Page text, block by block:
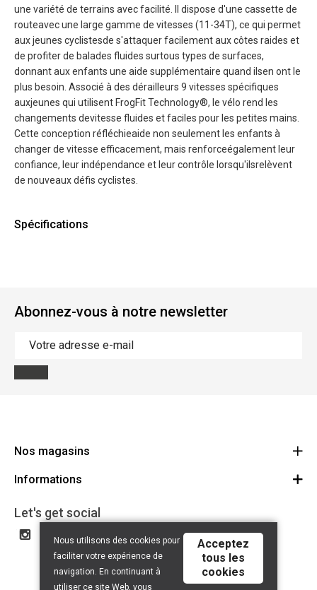
une variété de terrains avec facilité. Il dispose d'une cassette de
routeavec une large gamme de vitesses (11-34T), ce qui permet
aux jeunes cyclistesde s'attaquer facilement aux côtes raides et
de profiter de balades fluides surtous types de surfaces,
donnant aux enfants une aide supplémentaire quand ilsen ont le
plus besoin. Associé à des dérailleurs 9 vitesses spécifiques
auxjeunes qui utilisent FrogFit Technology®, le vélo rend les
changements devitesse fluides et faciles pour les petites mains.
Cette conception réfléchieaide non seulement les enfants à
changer de vitesse efficacement, mais renforceégalement leur
confiance, leur indépendance et leur contrôle lorsqu'ilsrelèvent
de nouveaux défis cyclistes.
Spécifications
Abonnez-vous à notre newsletter
Nos magasins
Cycles Arnold Kontz Gare / Bonnevoie
+352 40 96 74 214 / +352 40 96 74 215
Informations
Conditions générales
Avertissement
Politique de confidentialité
Let's get social
Nous utilisons des cookies pour
faciliter votre expérience de
navigation. En continuant à
utiliser ce site Web, vous
Acceptez
tous les
cookies